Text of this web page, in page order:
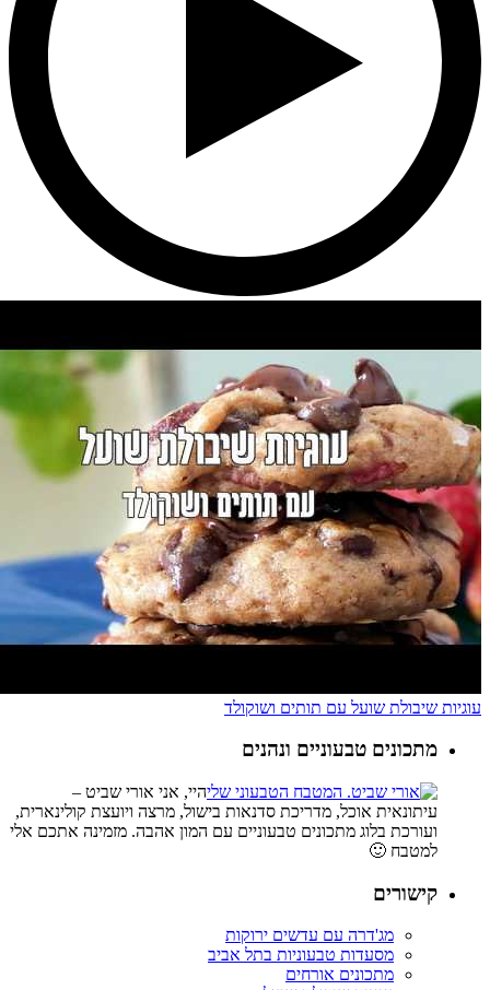
עוגיות שיבולת שועל עם תותים ושוקולד
מתכונים טבעוניים ונהנים
היי, אני אורי שביט –
עיתונאית אוכל, מדריכת סדנאות בישול, מרצה ויועצת קולינארית,
ועורכת בלוג מתכונים טבעוניים עם המון אהבה. מזמינה אתכם אלי
למטבח 🙂
קישורים
מג'דרה עם עדשים ירוקות
מסעדות טבעוניות בתל אביב
מתכונים אורחים